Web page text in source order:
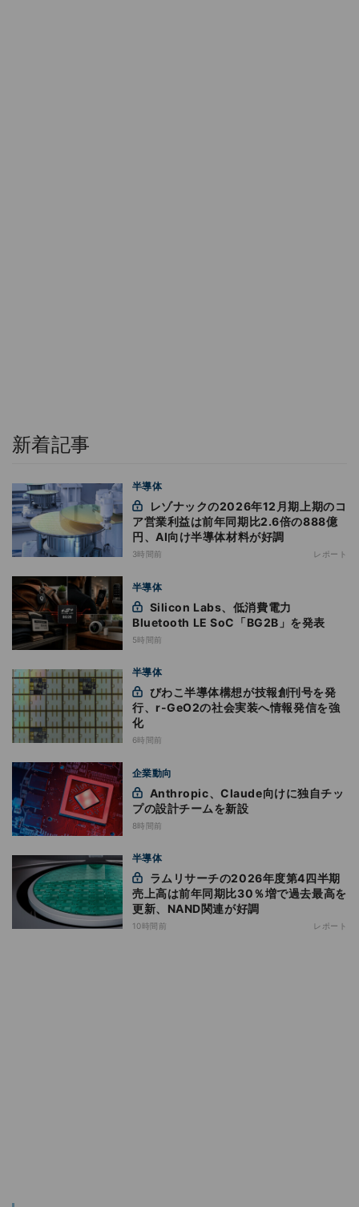
新着記事
半導体
ア営業利益は前年同期比2.6倍の888億
円、AI向け半導体材料が好調
3時間前 レポート
半導体
Bluetooth LE SoC「BG2B」を発表
5時間前
半導体
行、r-GeO2の社会実装へ情報発信を強
化
6時間前
企業動向
プの設計チームを新設
8時間前
半導体
売上高は前年同期比30％増で過去最高を
更新、NAND関連が好調
10時間前 レポート